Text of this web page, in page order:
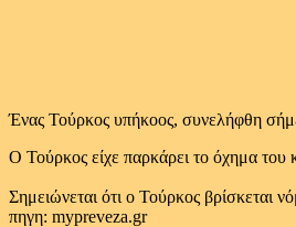
Ένας Τούρκος υπήκοος, συνελήφθη
Ο Τούρκος είχε παρκάρει το όχημα
Σημειώνεται ότι ο Τούρκος βρίσκεται
πηγη: mypreveza.gr